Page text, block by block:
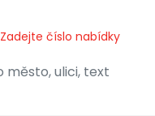
Zadejte číslo nabídky